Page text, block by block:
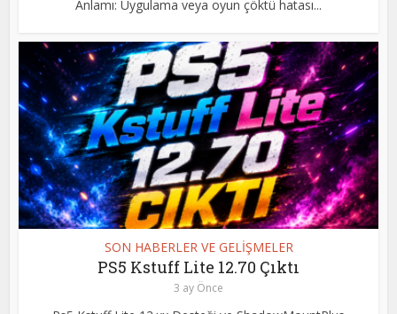
Anlamı: Uygulama veya oyun çöktü hatası...
SON HABERLER VE GELİŞMELER
PS5 Kstuff Lite 12.70 Çıktı
3 ay Önce